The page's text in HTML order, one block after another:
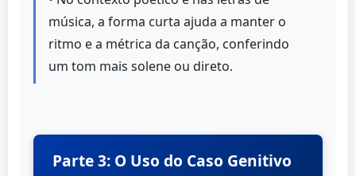
música, a forma curta ajuda a manter o
ritmo e a métrica da canção, conferindo
um tom mais solene ou direto.
Parte 3: O Uso do Caso Genitivo